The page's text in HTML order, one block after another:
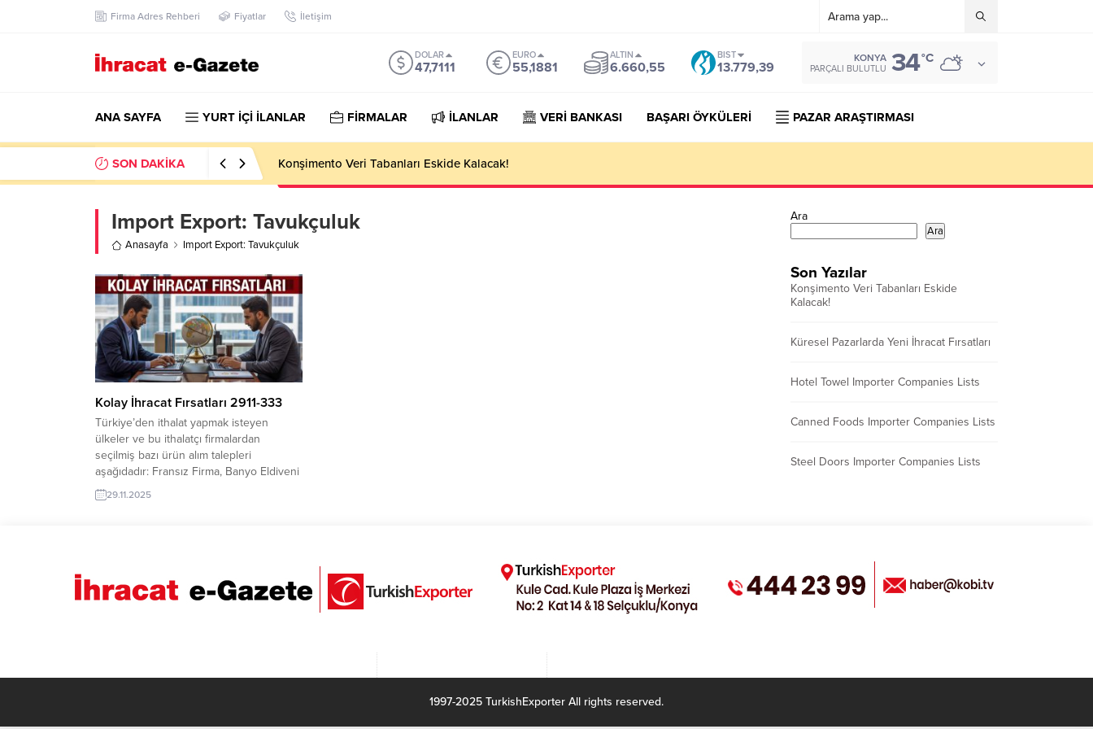
Firma Adres Rehberi Fiyatlar İletişim
DOLAR
47,7111
EURO
55,1881
ALTIN
6.660,55
BIST
13.779,39
KONYA
PARÇALI BULUTLU 34°C
ANA SAYFA YURT İÇİ İLANLAR FİRMALAR İLANLAR VERİ BANKASI BAŞARI ÖYKÜLERİ PAZAR ARAŞTIRMASI
SON DAKİKA Konşimento Veri Tabanları Eskide Kalacak!
Import Export: Tavukçuluk
Anasayfa Import Export: Tavukçuluk
Kolay İhracat Fırsatları 2911-333
Türkiye’den ithalat yapmak isteyen
ülkeler ve bu ithalatçı firmalardan
seçilmiş bazı ürün alım talepleri
aşağıdadır: Fransız Firma, Banyo Eldiveni
İthal Etmek İstiyorCezayir, Türkiye’den
PVC Pencere Makinesi Satın Almak
Almak istiyorİngiltere Firması,
Türkiye’den...
29.11.2025
Ara
Ara
Son Yazılar
Konşimento Veri Tabanları Eskide
Kalacak!
Küresel Pazarlarda Yeni İhracat Fırsatları
Hotel Towel Importer Companies Lists
Canned Foods Importer Companies Lists
Steel Doors Importer Companies Lists
1997-2025 TurkishExporter All rights reserved.